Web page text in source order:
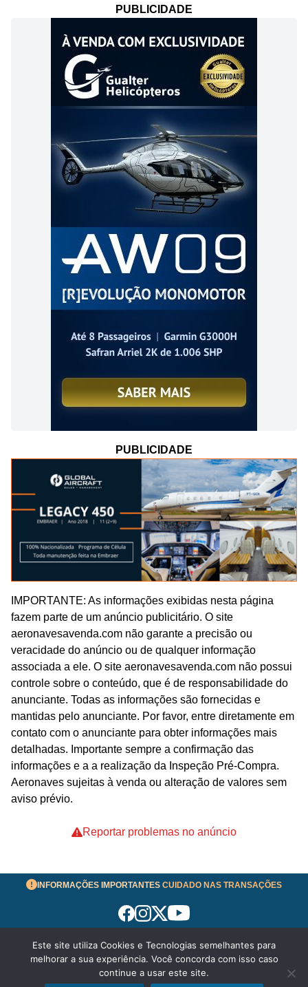
PUBLICIDADE
PUBLICIDADE
IMPORTANTE: As informações exibidas nesta página
fazem parte de um anúncio publicitário. O site
aeronavesavenda.com não garante a precisão ou
veracidade do anúncio ou de qualquer informação
associada a ele. O site aeronavesavenda.com não possui
controle sobre o conteúdo, que é de responsabilidade do
anunciante. Todas as informações são fornecidas e
mantidas pelo anunciante. Por favor, entre diretamente em
contato com o anunciante para obter informações mais
detalhadas. Importante sempre a confirmação das
informações e a a realização da Inspeção Pré-Compra.
Aeronaves sujeitas à venda ou alteração de valores sem
aviso prévio.
Reportar problemas no anúncio
INFORMAÇÕES IMPORTANTES CUIDADO NAS TRANSAÇÕES
Termos de Uso
© 2026 aeronavesavenda.com | Todos os Direitos
Reservados!
Este site utiliza Cookies e Tecnologias semelhantes para
melhorar a sua experiência. Você concorda com isso caso
continue a usar este site.